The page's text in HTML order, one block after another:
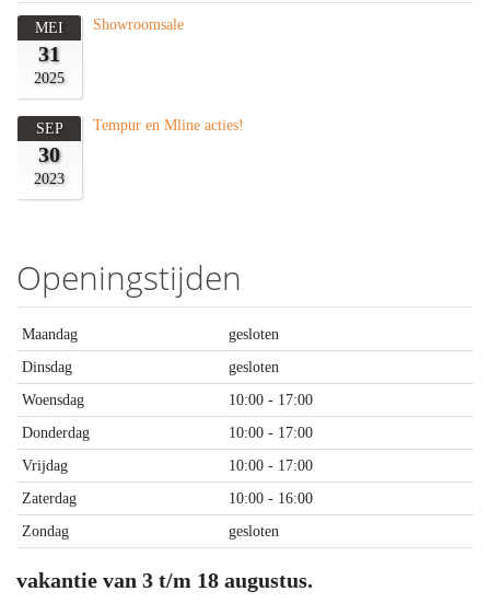
MEI
31
2025
Showroomsale
SEP
30
2023
Tempur en Mline acties!
Openingstijden
Maandag
gesloten
Dinsdag
gesloten
Woensdag
10:00 - 17:00
Donderdag
10:00 - 17:00
Vrijdag
10:00 - 17:00
Zaterdag
10:00 - 16:00
Zondag
gesloten
vakantie van 3 t/m 18 augustus.